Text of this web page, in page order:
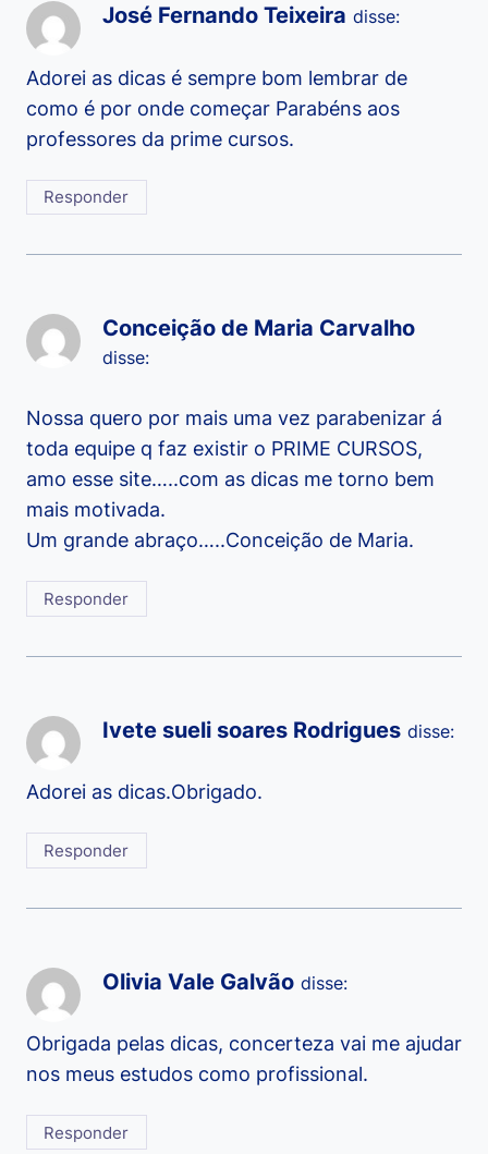
José Fernando Teixeira disse:
Adorei as dicas é sempre bom lembrar de
como é por onde começar Parabéns aos
professores da prime cursos.
Responder
Conceição de Maria Carvalho
disse:
Nossa quero por mais uma vez parabenizar á
toda equipe q faz existir o PRIME CURSOS,
amo esse site…..com as dicas me torno bem
mais motivada.
Um grande abraço…..Conceição de Maria.
Responder
Ivete sueli soares Rodrigues disse:
Adorei as dicas.Obrigado.
Responder
Olivia Vale Galvão disse:
Obrigada pelas dicas, concerteza vai me ajudar
nos meus estudos como profissional.
Responder